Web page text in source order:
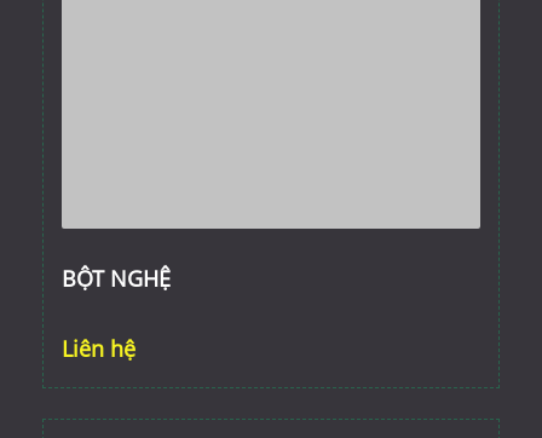
BỘT NGHỆ
Liên hệ